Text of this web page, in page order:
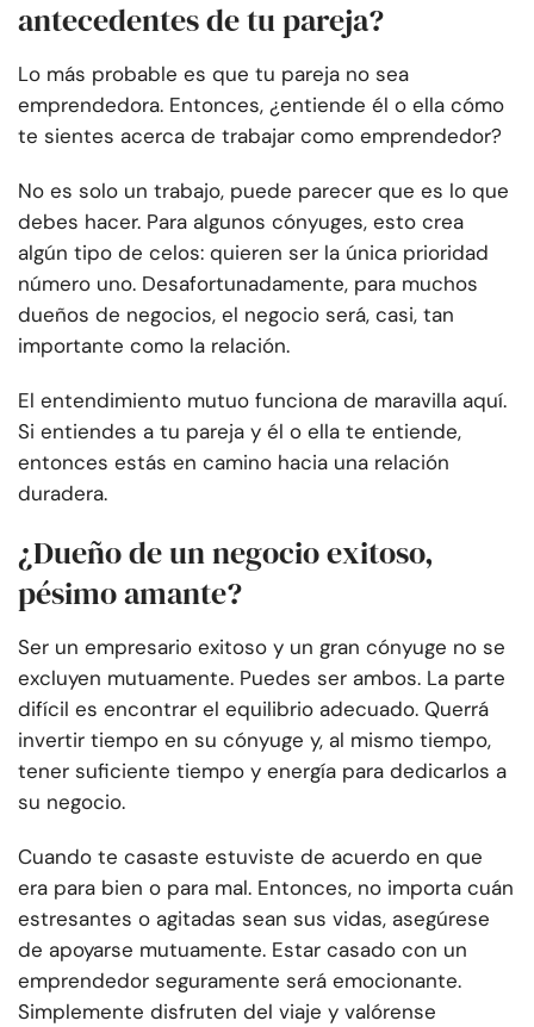
antecedentes de tu pareja?
Lo más probable es que tu pareja no sea
emprendedora. Entonces, ¿entiende él o ella cómo
te sientes acerca de trabajar como emprendedor?
No es solo un trabajo, puede parecer que es lo que
debes hacer. Para algunos cónyuges, esto crea
algún tipo de celos: quieren ser la única prioridad
número uno. Desafortunadamente, para muchos
dueños de negocios, el negocio será, casi, tan
importante como la relación.
El entendimiento mutuo funciona de maravilla aquí.
Si entiendes a tu pareja y él o ella te entiende,
entonces estás en camino hacia una relación
duradera.
¿Dueño de un negocio exitoso,
pésimo amante?
Ser un empresario exitoso y un gran cónyuge no se
excluyen mutuamente. Puedes ser ambos. La parte
difícil es encontrar el equilibrio adecuado. Querrá
invertir tiempo en su cónyuge y, al mismo tiempo,
tener suficiente tiempo y energía para dedicarlos a
su negocio.
Cuando te casaste estuviste de acuerdo en que
era para bien o para mal. Entonces, no importa cuán
estresantes o agitadas sean sus vidas, asegúrese
de apoyarse mutuamente. Estar casado con un
emprendedor seguramente será emocionante.
Simplemente disfruten del viaje y valórense